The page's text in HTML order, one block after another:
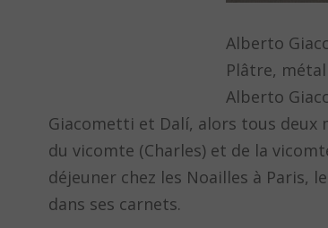
Alberto
Plâtre,
Alberto
Giacometti et Dalí, alors tous deux
du vicomte (Charles) et de la
déjeuner chez les Noailles à Paris,
dans ses carnets.